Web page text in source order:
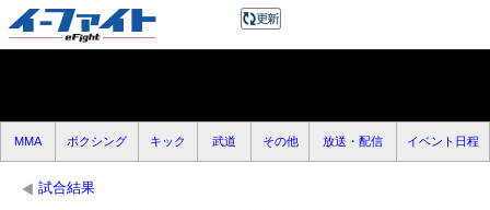
MMA ボクシング キック 武道 その他 放送・配信 イベント日程
試合結果